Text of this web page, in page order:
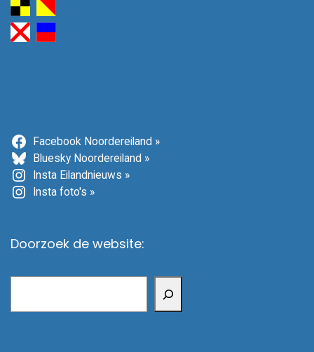
Facebook Noordereiland »
Bluesky Noordereiland »
Insta Eilandnieuws »
Insta foto's »
Doorzoek de website: